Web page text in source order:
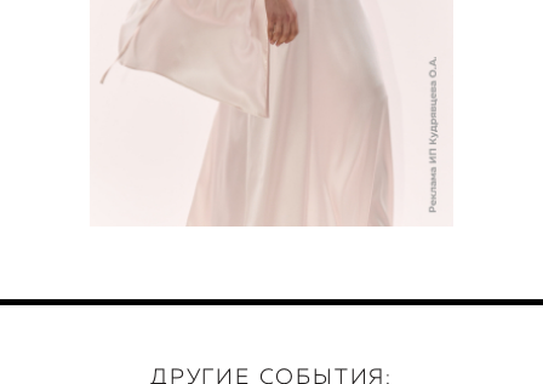
ДРУГИЕ СОБЫТИЯ: